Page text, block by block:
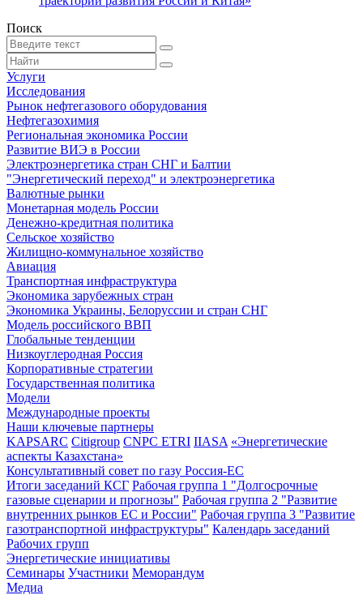
Поиск
Услуги
Исследования
Рынок нефтегазового оборудования
Нефтегазохимия
Региональная экономика России
Развитие ВИЭ в России
Электроэнергетика стран СНГ и Балтии
"Энергетический переход" и электроэнергетика
Валютные рынки
Монетарная модель России
Денежно-кредитная политика
Сельское хозяйство
Жилищно-коммунальное хозяйство
Авиация
Транспортная инфраструктура
Экономика зарубежных стран
Экономика Украины, Белоруссии и стран СНГ
Модель российского ВВП
Глобальные тенденции
Низкоуглеродная Россия
Корпоративные стратегии
Государственная политика
Модели
Международные проекты
Наши ключевые партнеры
KAPSARC Citigroup CNPC ETRI IIASA «Энергетические
аспекты Казахстана»
Консультативный совет по газу Россия-ЕС
Итоги заседаний КСГ Рабочая группа 1 "Долгосрочные
газовые сценарии и прогнозы" Рабочая группа 2 "Развитие
внутренних рынков ЕС и России" Рабочая группа 3 "Развитие
газотранспортной инфраструктуры" Календарь заседаний
Рабочих групп
Энергетические инициативы
Семинары Участники Меморандум
Медиа